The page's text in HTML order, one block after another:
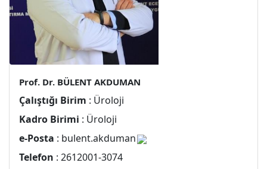
Prof. Dr. BÜLENT AKDUMAN
Çalıştığı Birim : Üroloji
Kadro Birimi : Üroloji
e-Posta : bulent.akduman
Telefon : 2612001-3074